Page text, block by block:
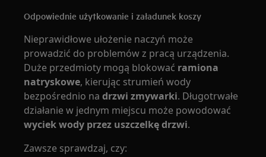
Odpowiednie użytkowanie i załadunek koszy
Nieprawidłowe ułożenie naczyń może
prowadzić do problemów z pracą urządzenia.
Duże przedmioty mogą blokować ramiona
natryskowe, kierując strumień wody
bezpośrednio nadrzwi zmywarki. Długotrwałe
działanie w jednym miejscu może powodować
wyciek wody przez uszczelkę drzwi.
Zawsze sprawdzaj, czy: